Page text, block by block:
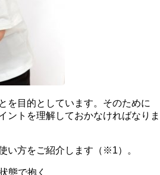
を目的としています。そのために
ントを理解しておかなければなりま
い方をご紹介します（※1）。
態で抱く